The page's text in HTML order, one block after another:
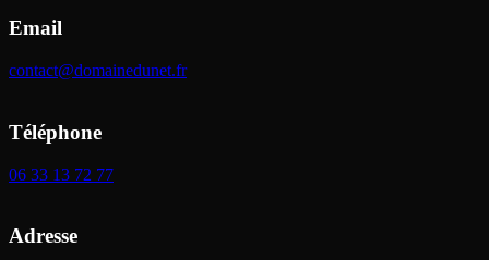
Email
contact@domainedunet.fr
Téléphone
06 33 13 72 77
Adresse